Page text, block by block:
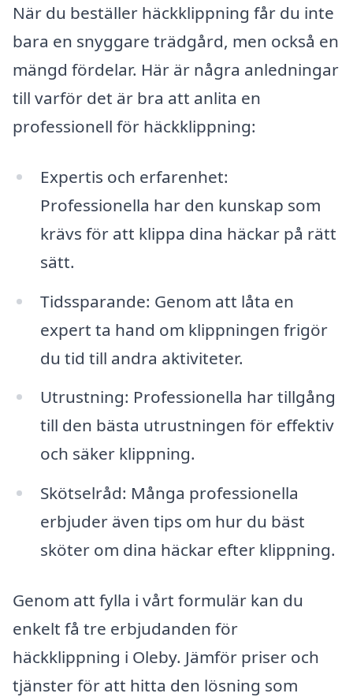
När du beställer häckklippning får du inte
bara en snyggare trädgård, men också en
mängd fördelar. Här är några anledningar
till varför det är bra att anlita en
professionell för häckklippning:
Expertis och erfarenhet:
Professionella har den kunskap som
krävs för att klippa dina häckar på rätt
sätt.
Tidssparande: Genom att låta en
expert ta hand om klippningen frigör
du tid till andra aktiviteter.
Utrustning: Professionella har tillgång
till den bästa utrustningen för effektiv
och säker klippning.
Skötselråd: Många professionella
erbjuder även tips om hur du bäst
sköter om dina häckar efter klippning.
Genom att fylla i vårt formulär kan du
enkelt få tre erbjudanden för
häckklippning i Oleby. Jämför priser och
tjänster för att hitta den lösning som